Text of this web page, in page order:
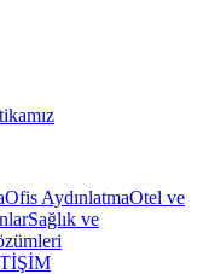
Ofis AydınlatmaOtel ve
Sağlık ve